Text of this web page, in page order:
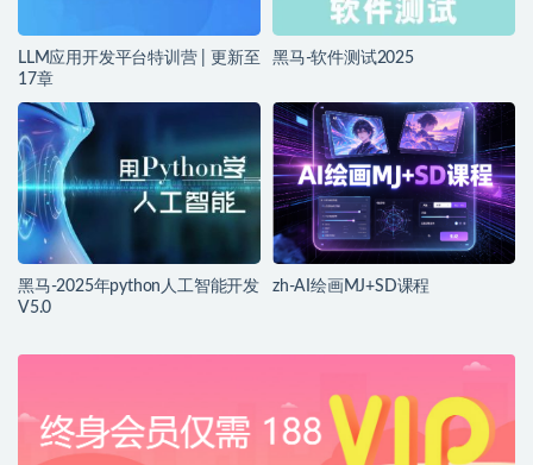
LLM应用开发平台特训营 | 更新至
17章
黑马-软件测试2025
黑马-2025年python人工智能开发
V5.0
zh-AI绘画MJ+SD课程